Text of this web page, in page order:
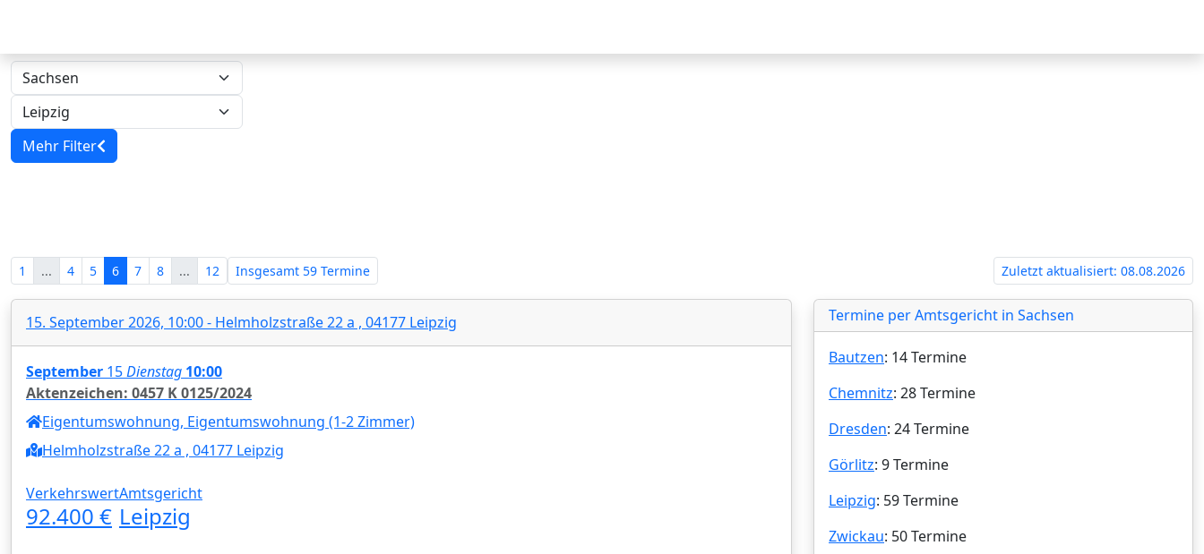
Mehr Filter
1 ... 4 5 6 7 8 ... 12 Insgesamt 59 Termine Zuletzt aktualisiert: 08.08.2026
15. September 2026, 10:00 - Helmholzstraße 22 a , 04177 Leipzig
September 15Dienstag 10:00
Aktenzeichen: 0457 K 0125/2024
Eigentumswohnung, Eigentumswohnung (1-2 Zimmer)
Helmholzstraße 22 a , 04177 Leipzig
Verkehrswert
92.400 €
Amtsgericht
Leipzig
Termine per Amtsgericht in Sachsen
Bautzen: 14 Termine
Chemnitz: 28 Termine
Dresden: 24 Termine
Görlitz: 9 Termine
Leipzig: 59 Termine
Zwickau: 50 Termine